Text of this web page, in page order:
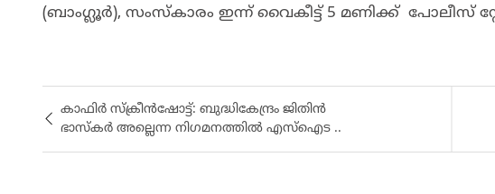
(ബാംഗ്ലൂർ), സംസ്കാരം ഇന്ന് വൈകീട്ട് 5 മണിക്ക് പോലീസ്
കാഫിർ സ്‌ക്രീൻഷോട്ട്: ബുദ്ധികേന്ദ്രം ജിതിൻ
ഭാസ്‌കർ അല്ലെന്ന നിഗമനത്തിൽ എസ്‌ഐട ..